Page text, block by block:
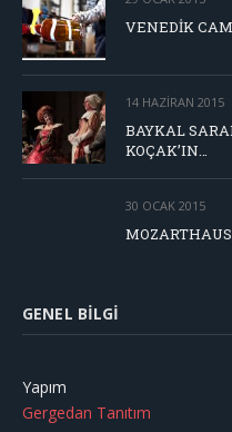
VENEDİK
14 HAZIRAN 2015
BAYKAL
KOÇAK’IN…
30 OCAK 2015
MOZARTHAUS
GENEL BILGI
Yapım
Gergedan Tanıtım